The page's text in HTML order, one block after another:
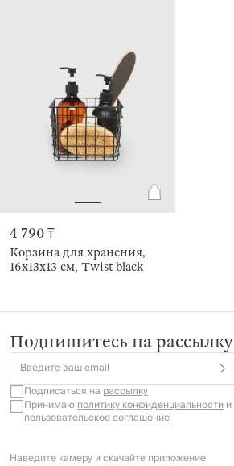
4 790 ₸
Корзина для хранения,
16x13х13 см, Twist black
Подпишитесь на рассылку
Введите ваш email
Подписаться на рассылку
Принимаюполитику конфиденциальностии
пользовательское соглашение
Наведите камеру и скачайте приложение